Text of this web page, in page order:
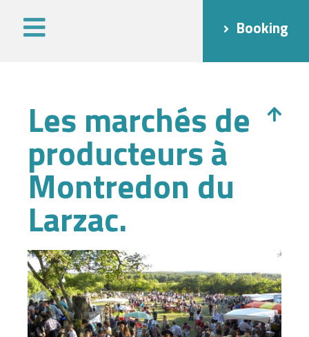
Booking
Les marchés de
producteurs à
Montredon du
Larzac.